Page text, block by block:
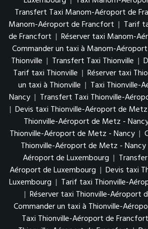
Transfert Taxi Manom-Aéroport de
Manom-Aéroport de Francfort | Tarif
de Francfort | Réserver taxi Manom-
Commander un taxi à Manom-
Thionville | Transfert Taxi Thionville |
Tarif taxi Thionville | Réserver taxi
un taxi à Thionville | Taxi Thionville-
Nancy | Transfert Taxi Thionville-
| Devis taxi Thionville-Aéroport de
Thionville-Aéroport de Metz -
Thionville-Aéroport de Metz - Nancy |
Thionville-Aéroport de Metz - Nancy
Aéroport de Luxembourg |
Aéroport de Luxembourg | Devis taxi
Luxembourg | Tarif taxi Thionville-
| Réserver taxi Thionville-Aéroport
Commander un taxi à Thionville-
Taxi Thionville-Aéroport de Francfort